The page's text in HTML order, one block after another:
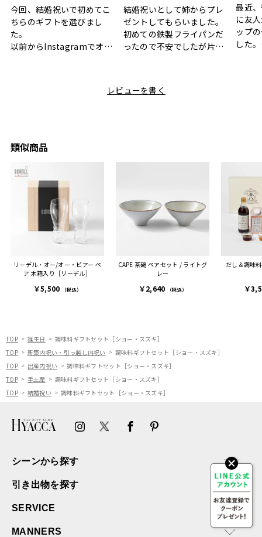
今回、結婚祝いで初めてこ
ちらのギフトを選びまし
た。
以前からInstagramでオシ
と大好きなカレーのセット
ちらも大変気に入ったと写
った時は、HYACCAギフト
を選んでよかったし他の友
人にもお勧めしたいと感じ
また、こちら不注意でメー
ルアドレスを誤って入力し
困った際にも、迅速に回答
連絡があり大変助かりまし
結婚祝いとして姉からプレ
ゼントしてもらいました。
初めての鉄製フライパンだ
ったので不安でしたが片手
利です。洗い物も減って一
最近
に友
ップ
した。
す。
レビューを書く
類似商品
リーデル・オー/オー・ビアー ペ
ア 木箱入り［リーデル］
￥5,500 （税込）
CAPE 茶碗 ペアセット / ライトグ
レー
￥2,640 （税込）
だし＆調味
￥
TOP 誕生日
調味料ギフトセット［ショー・スズキ］
TOP
新築内祝い・引っ越し内祝い
調味料ギフトセット［ショー・スズキ］
TOP
出産内祝い
調味料ギフトセット［ショー・スズキ］
TOP
手土産
調味料ギフトセット［ショー・スズキ］
TOP
結婚祝い 調味料ギフトセット［ショー・スズキ］
シーンから探す
引き出物を探す
SERVICE
MANNERS